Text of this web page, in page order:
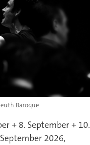
Baroque
+ 8. September + 10.
2026,